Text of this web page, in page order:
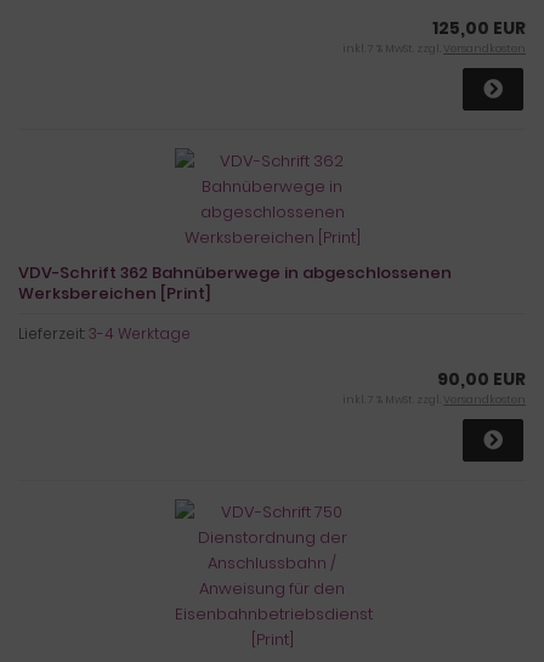
125,00 EUR
inkl. 7 % MwSt. zzgl. Versandkosten
VDV-Schrift 362 Bahnüberwege in abgeschlossenen
Werksbereichen [Print]
Lieferzeit:3-4 Werktage
90,00 EUR
inkl. 7 % MwSt. zzgl. Versandkosten